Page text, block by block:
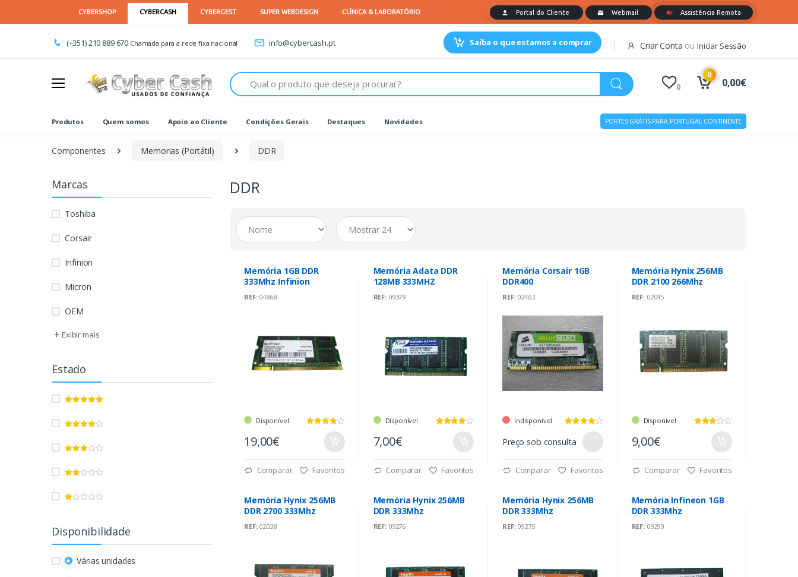
(+351) 210 889 670 Chamada para a rede fixa nacional info@cybercash.pt Saiba o que estamos a comprar Criar Conta ouIniciar Sessão
Procurar
0
0
0,00€
Produtos Quem somos Apoio ao Cliente Condições Gerais Destaques Novidades PORTES GRÁTIS PARA PORTUGAL CONTINENTE
Componentes Memorias (Portátil) DDR
Marcas
Toshiba
Corsair
Infinion
Micron
OEM
+ Exibir mais
Estado
Disponibilidade
Várias unidades
DDR
Memória 1GB DDR
333Mhz Infinion
REF:04868
Disponível
19,00€
Comparar Favoritos
Memória Adata DDR
128MB 333MHZ
REF:09379
Disponível
7,00€
Comparar Favoritos
Memória Corsair 1GB
DDR400
REF:02463
Indisponível
Preço sob consulta
Comparar Favoritos
Memória Hynix 256MB
DDR 2100 266Mhz
REF:02045
Disponível
9,00€
Comparar Favoritos
Memória Hynix 256MB
DDR 2700 333Mhz
REF:02038
Memória Hynix 256MB
DDR 333Mhz
REF:09276
Memória Hynix 256MB
DDR 333Mhz
REF:09275
Memória Infineon 1GB
DDR 333Mhz
REF:09290